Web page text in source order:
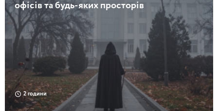
офісів та будь-яких просторів
2 години